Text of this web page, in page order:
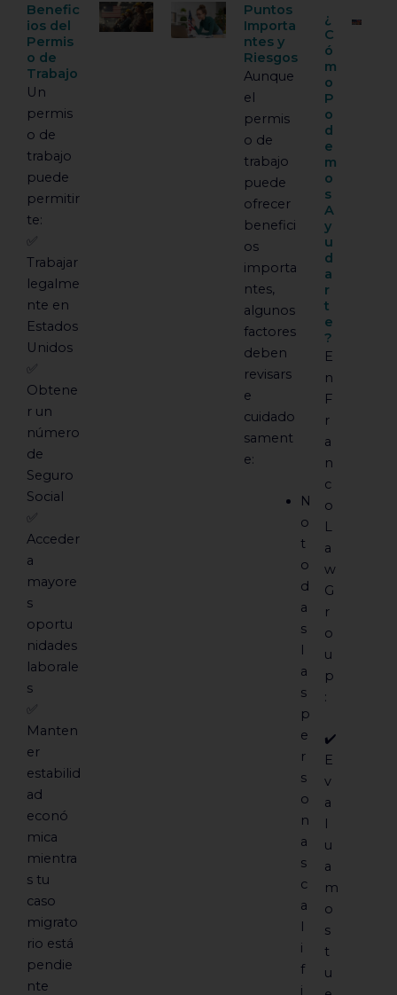
Benefic
ios del
Permis
o de
Trabajo
Un
permis
o de
trabajo
puede
permitir
te:
✅
Trabajar
legalme
nte en
Estados
Unidos
✅
Obtene
r un
número
de
Seguro
Social
✅
Acceder
a
mayore
s
oportu
nidades
laborale
s
✅
Manten
er
estabilid
ad
econó
mica
mientra
s tu
caso
migrato
rio está
pendie
nte
Puntos
Importa
ntes y
Riesgos
Aunque
el
permis
o de
trabajo
puede
ofrecer
benefici
os
importa
ntes,
algunos
factores
deben
revisars
e
cuidado
sament
e:
N
o
t
o
d
a
s
l
a
s
p
e
r
s
o
n
a
s
c
a
l
i
f
i
¿
C
ó
m
o
P
o
d
e
m
o
s
A
y
u
d
a
r
t
e
?
E
n
F
r
a
n
c
o
L
a
w
G
r
o
u
p
:
✔️
E
v
a
l
u
a
m
o
s
t
u